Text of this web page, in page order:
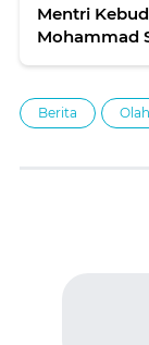
Mentri
Mohammad
Berita